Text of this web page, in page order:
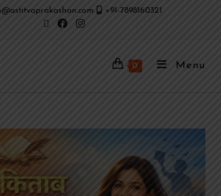
+91-7898160321
0 Menu